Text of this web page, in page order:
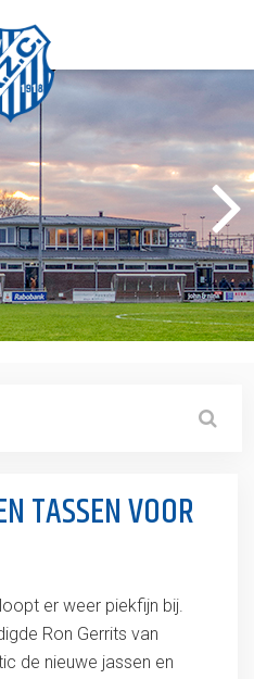
TASSEN VOOR
er weer piekfijn bij.
Ron Gerrits van
de nieuwe jassen en